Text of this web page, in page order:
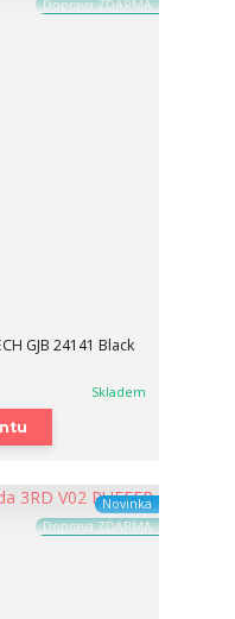
Doprava ZDARMA
GJB 24141 Black
Skladem
Novinka
Doprava ZDARMA